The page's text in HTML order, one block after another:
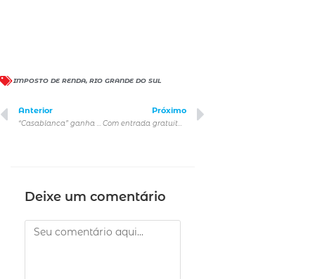
IMPOSTO DE RENDA, RIO GRANDE DO SUL
Anterior Próximo
Com entrada gratuita, Teatro Sérgio Cardoso recebe DeComposição, espetáculo de dança que explora o universo interior
Deixe um comentário